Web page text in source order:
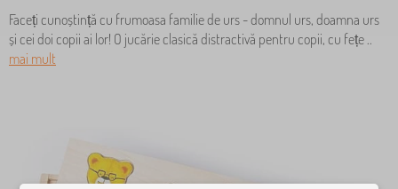
Faceți cunoștință cu frumoasa familie de urs - domnul urs, doamna urs
și cei doi copii ai lor! O jucărie clasică distractivă pentru copii, cu fețe ..
mai mult